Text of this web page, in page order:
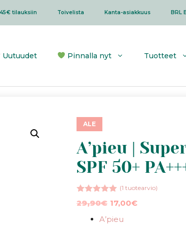
tilauksiin Toivelista Kanta-asiakkuus BRL
Uutuudet Pinnalla nyt Tuotteet
ALE
A’pieu |
SPF 50+
5.00 5:stä
(1 tuotearvio)
29,90€ Alkuperäinen
oli:
17,00€Nykyinen
A’pieu